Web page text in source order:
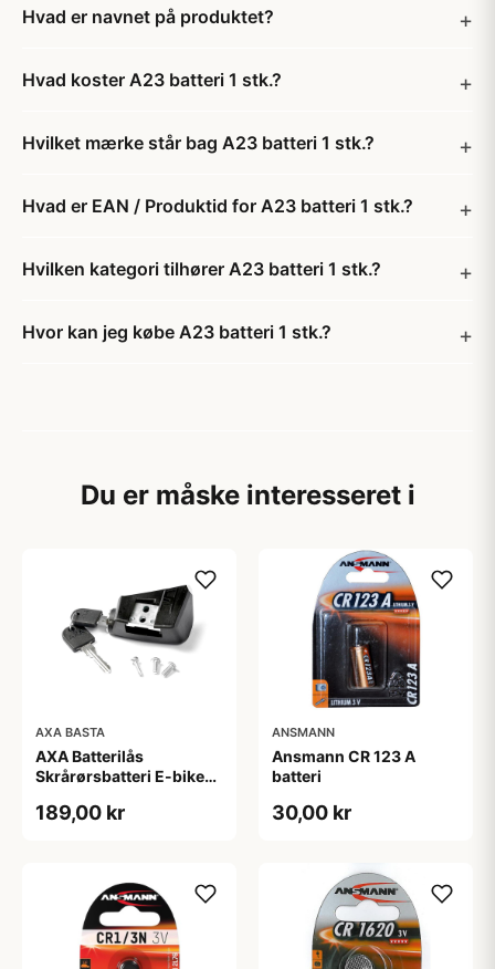
Hvad er navnet på produktet?
Hvad koster A23 batteri 1 stk.?
Hvilket mærke står bag A23 batteri 1 stk.?
Hvad er EAN / Produktid for A23 batteri 1 stk.?
Hvilken kategori tilhører A23 batteri 1 stk.?
Hvor kan jeg købe A23 batteri 1 stk.?
Du er måske interesseret i
AXA BASTA
AXA Batterilås
Skrårørsbatteri E-bike
189,00 kr
ANSMANN
Ansmann CR 123 A
batteri
30,00 kr